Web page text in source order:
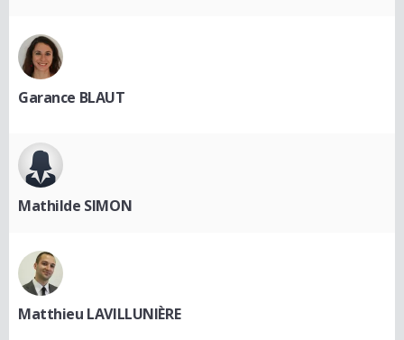
Garance BLAUT
Mathilde SIMON
Matthieu LAVILLUNIÈRE